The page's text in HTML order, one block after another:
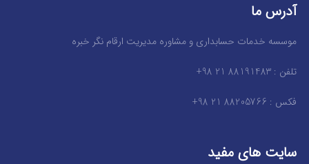
آدرس ما
موسسه خدمات حسابداری و مشاوره مدیریت ارقام نگر خبره
تلفن : 88191483 21 98+
فکس : 88205766 21 98+
سایت های مفید